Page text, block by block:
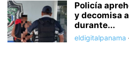
Policía
y decomisa
durante...
eldigitalpanama